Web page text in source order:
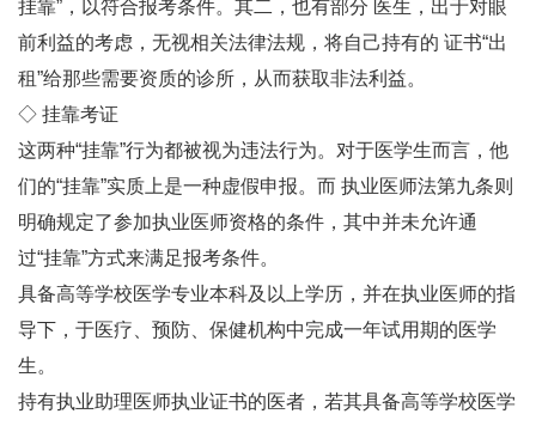
挂靠”，以符合报考条件。其二，也有部分 医生，出于对眼
前利益的考虑，无视相关法律法规，将自己持有的 证书“出
租”给那些需要资质的诊所，从而获取非法利益。
◇ 挂靠考证
这两种“挂靠”行为都被视为违法行为。对于医学生而言，他
们的“挂靠”实质上是一种虚假申报。而 执业医师法第九条则
明确规定了参加执业医师资格的条件，其中并未允许通
过“挂靠”方式来满足报考条件。
具备高等学校医学专业本科及以上学历，并在执业医师的指
导下，于医疗、预防、保健机构中完成一年试用期的医学
生。
持有执业助理医师执业证书的医者，若其具备高等学校医学